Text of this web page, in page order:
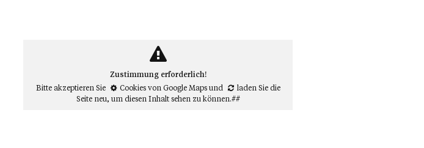
Zustimmung erforderlich!
Bitte akzeptieren Sie
Cookies von Google Mapsund
laden Sie die
Seite neu, um diesen Inhalt sehen zu können.##